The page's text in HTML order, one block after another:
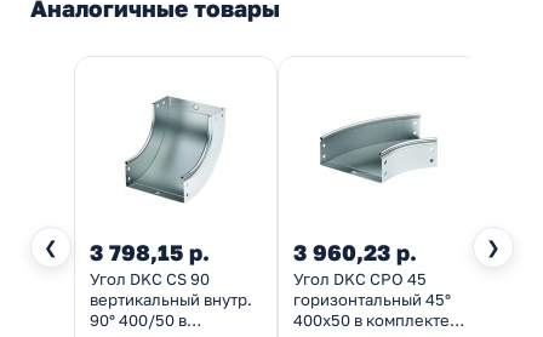
Аналогичные товары
❮ ❯
3 798,15 р.
Угол DKC CS 90
вертикальный внутр.
90° 400/50 в
3 960,23 р.
Угол DKC CPO 45
горизонтальный 45°
400х50 в комплекте с
1